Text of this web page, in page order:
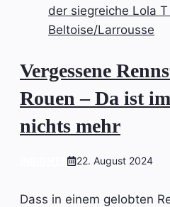
Vergessene
Rouen – Da ist
nichts mehr
22. August 2024
Dass in einem gelobten